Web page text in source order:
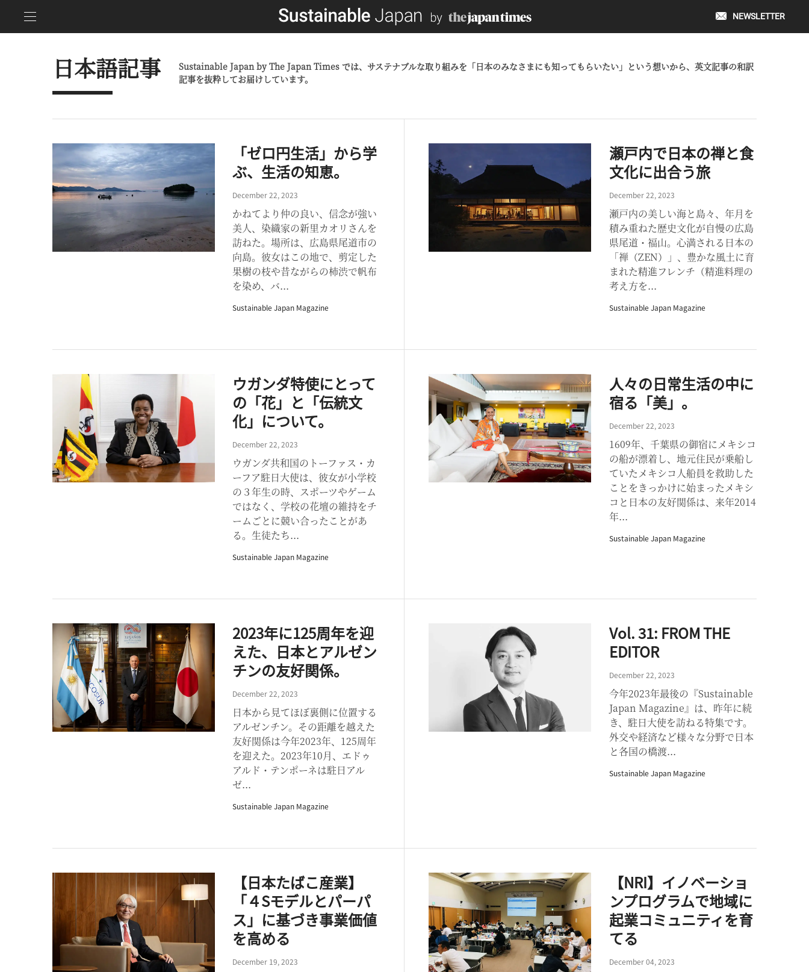
NEWSLETTER
日本語記事
Sustainable Japan by The Japan Times では、サステナブルな取り組みを「日本のみなさまにも知ってもらいたい」という想いから、英文記事の和訳
記事を抜粋してお届けしています。
「ゼロ円生活」から学
ぶ、生活の知恵。
December 22, 2023
かねてより仲の良い、信念が強い
美人、染織家の新里カオリさんを
訪ねた。場所は、広島県尾道市の
向島。彼女はこの地で、剪定した
果樹の枝や昔ながらの柿渋で帆布
を染め、バ...
Sustainable Japan Magazine
瀬戸内で日本の禅と食
文化に出合う旅
December 22, 2023
瀬戸内の美しい海と島々、年月を
積み重ねた歴史文化が自慢の広島
県尾道・福山。心満される日本の
「禅（ZEN）」、豊かな風土に育
まれた精進フレンチ（精進料理の
考え方を...
Sustainable Japan Magazine
ウガンダ特使にとって
の「花」と「伝統文
化」について。
December 22, 2023
ウガンダ共和国のトーファス・カ
ーフア駐日大使は、彼女が小学校
の３年生の時、スポーツやゲーム
ではなく、学校の花壇の維持をチ
ームごとに競い合ったことがあ
る。生徒たち...
Sustainable Japan Magazine
人々の日常生活の中に
宿る「美」。
December 22, 2023
1609年、千葉県の御宿にメキシコ
の船が漂着し、地元住民が乗船し
ていたメキシコ人船員を救助した
ことをきっかけに始まったメキシ
コと日本の友好関係は、来年2014
年...
Sustainable Japan Magazine
2023年に125周年を迎
えた、日本とアルゼン
チンの友好関係。
December 22, 2023
日本から見てほぼ裏側に位置する
アルゼンチン。その距離を越えた
友好関係は今年2023年、125周年
を迎えた。2023年10月、エドゥ
アルド・テンポーネは駐日アル
ゼ...
Sustainable Japan Magazine
Vol. 31: FROM THE
EDITOR
December 22, 2023
今年2023年最後の『Sustainable
Japan Magazine』は、昨年に続
き、駐日大使を訪ねる特集です。
外交や経済など様々な分野で日本
と各国の橋渡...
Sustainable Japan Magazine
【日本たばこ産業】
「４Sモデルとパーパ
ス」に基づき事業価値
を高める
December 19, 2023
【NRI】イノベーショ
ンプログラムで地域に
起業コミュニティを育
てる
December 04, 2023